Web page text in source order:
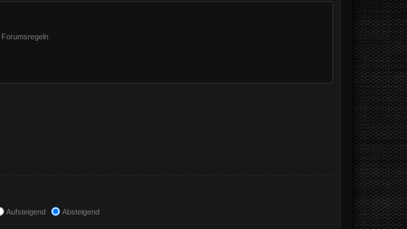
Aufsteigend Absteigend